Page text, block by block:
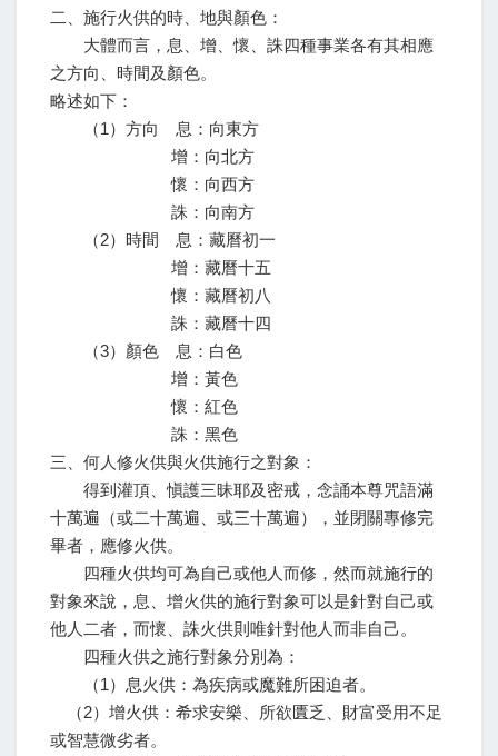
二、施行火供的時、地與顏色：
大體而言，息、增、懷、誅四種事業各有其相應
之方向、時間及顏色。
略述如下：
（1）方向 息：向東方
增：向北方
懷：向西方
誅：向南方
（2）時間 息：藏曆初一
增：藏曆十五
懷：藏曆初八
誅：藏曆十四
（3）顏色 息：白色
增：黃色
懷：紅色
誅：黑色
三、何人修火供與火供施行之對象：
得到灌頂、愼護三昧耶及密戒，念誦本尊咒語滿
十萬遍（或二十萬遍、或三十萬遍），並閉關專修完
畢者，應修火供。
四種火供均可為自己或他人而修，然而就施行的
對象來說，息、增火供的施行對象可以是針對自己或
他人二者，而懷、誅火供則唯針對他人而非自己。
四種火供之施行對象分別為：
（1）息火供：為疾病或魔難所困迫者。
（2）增火供：希求安樂、所欲匱乏、財富受用不足
或智慧微劣者。